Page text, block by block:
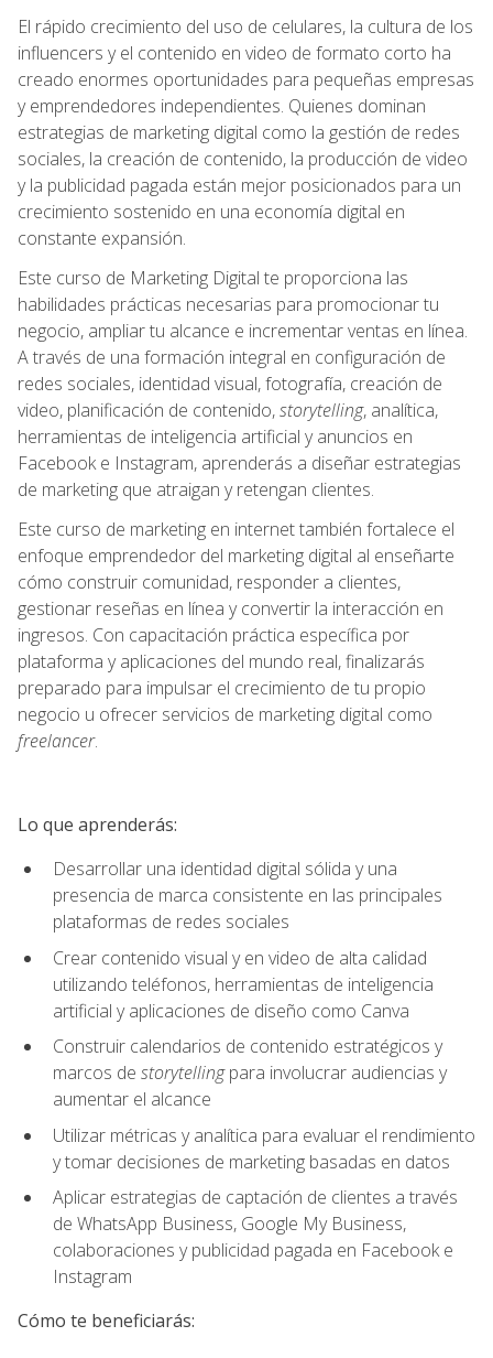
El rápido crecimiento del uso de celulares, la cultura de los
influencers y el contenido en video de formato corto ha
creado enormes oportunidades para pequeñas empresas
y emprendedores independientes. Quienes dominan
estrategias de marketing digital como la gestión de redes
sociales, la creación de contenido, la producción de video
y la publicidad pagada están mejor posicionados para un
crecimiento sostenido en una economía digital en
constante expansión.
Este curso de Marketing Digital te proporciona las
habilidades prácticas necesarias para promocionar tu
negocio, ampliar tu alcance e incrementar ventas en línea.
A través de una formación integral en configuración de
redes sociales, identidad visual, fotografía, creación de
video, planificación de contenido,storytelling, analítica,
herramientas de inteligencia artificial y anuncios en
Facebook e Instagram, aprenderás a diseñar estrategias
de marketing que atraigan y retengan clientes.
Este curso de marketing en internet también fortalece el
enfoque emprendedor del marketing digital al enseñarte
cómo construir comunidad, responder a clientes,
gestionar reseñas en línea y convertir la interacción en
ingresos. Con capacitación práctica específica por
plataforma y aplicaciones del mundo real, finalizarás
preparado para impulsar el crecimiento de tu propio
negocio u ofrecer servicios de marketing digital como
freelancer.
Lo que aprenderás:
Desarrollar una identidad digital sólida y una
presencia de marca consistente en las principales
plataformas de redes sociales
Crear contenido visual y en video de alta calidad
utilizando teléfonos, herramientas de inteligencia
artificial y aplicaciones de diseño como Canva
Construir calendarios de contenido estratégicos y
marcos de storytellingpara involucrar audiencias y
aumentar el alcance
Utilizar métricas y analítica para evaluar el rendimiento
y tomar decisiones de marketing basadas en datos
Aplicar estrategias de captación de clientes a través
de WhatsApp Business, Google My Business,
colaboraciones y publicidad pagada en Facebook e
Instagram
Cómo te beneficiarás: